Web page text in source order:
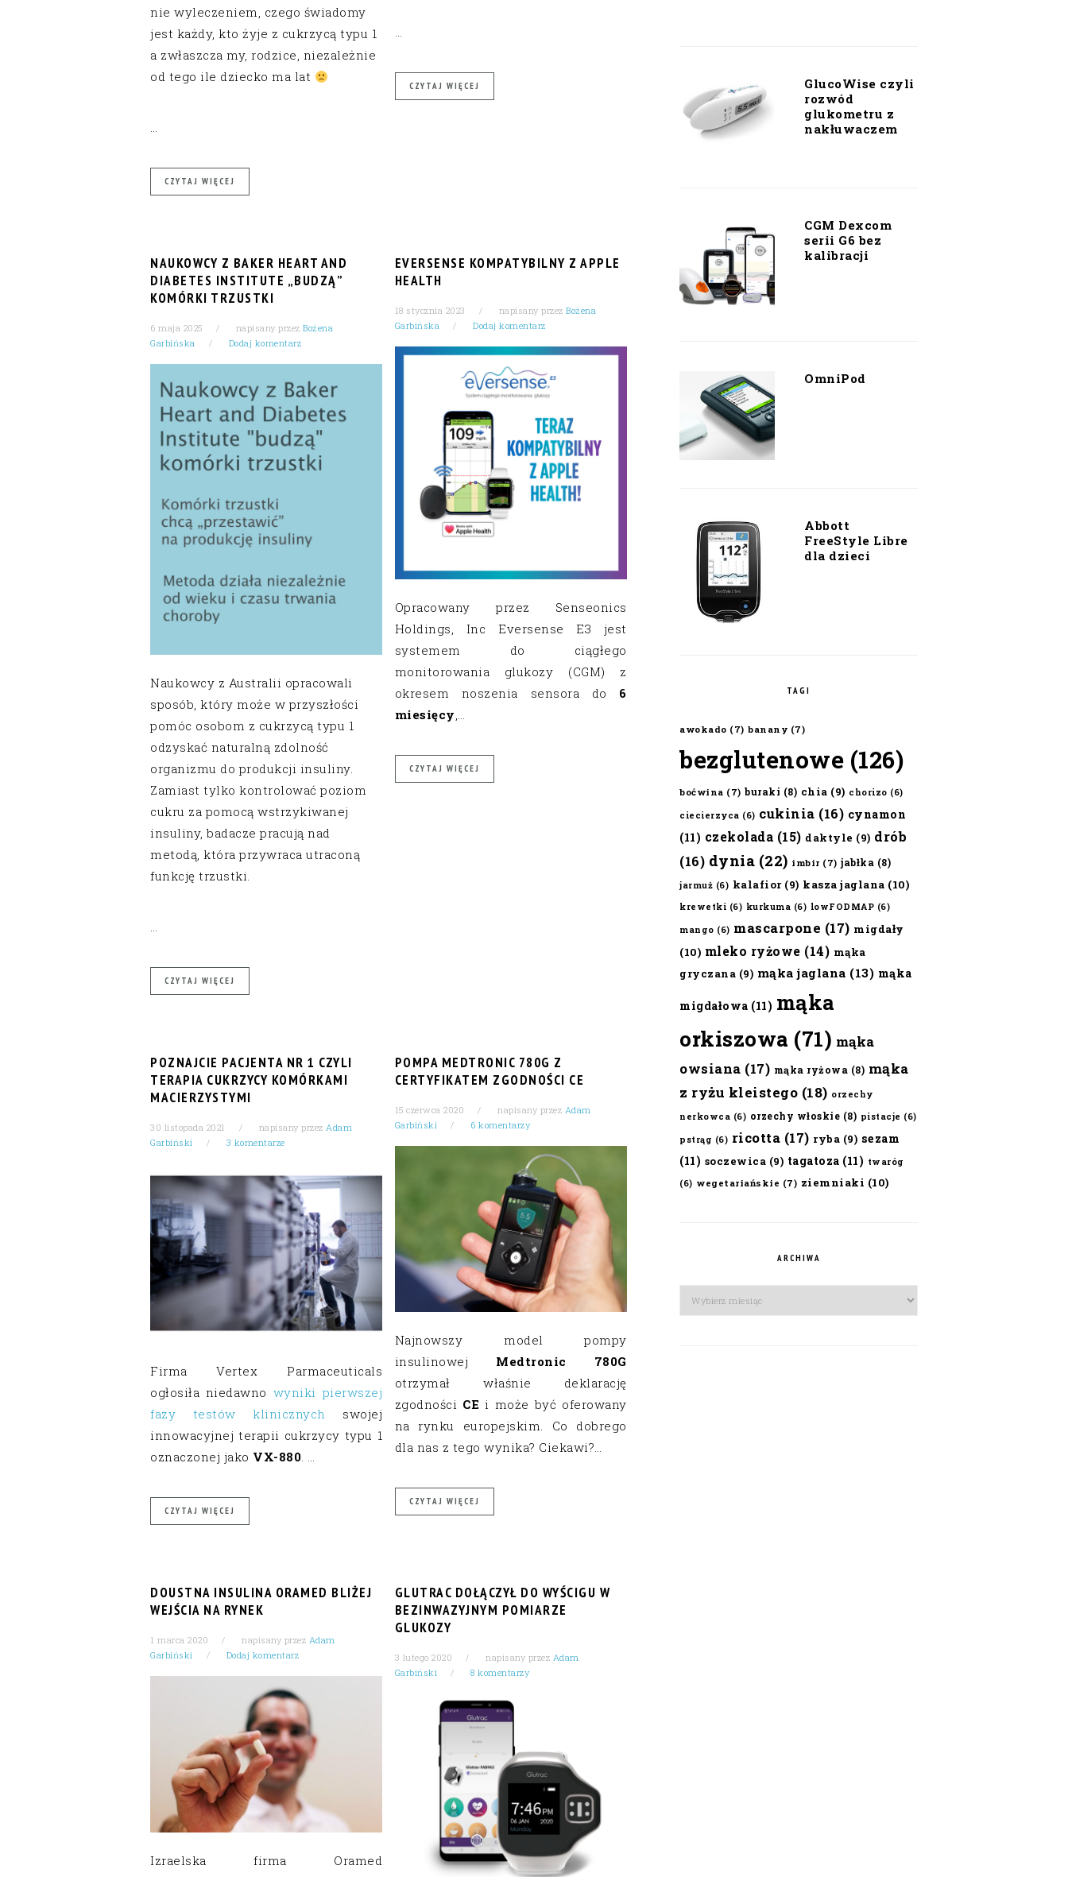
nie wyleczeniem, czego świadomy
jest każdy, kto żyje z cukrzycą typu 1
a zwłaszcza my, rodzice, niezależnie
od tego ile dziecko ma lat
…
CZYTAJ WIĘCEJ
…
CZYTAJ WIĘCEJ
NAUKOWCY Z BAKER HEART AND
DIABETES INSTITUTE „BUDZĄ”
KOMÓRKI TRZUSTKI
6 maja 2025 napisany przez Bożena
Garbińska
Dodaj komentarz
Naukowcy z Australii opracowali
sposób, który może w przyszłości
pomóc osobom z cukrzycą typu 1
odzyskać naturalną zdolność
organizmu do produkcji insuliny.
Zamiast tylko kontrolować poziom
cukru za pomocą wstrzykiwanej
insuliny, badacze pracują nad
metodą, która przywraca utraconą
funkcję trzustki.
CZYTAJ WIĘCEJ
EVERSENSE KOMPATYBILNY Z APPLE
HEALTH
18 stycznia 2023 napisany przezBożena
Garbińska
Dodaj komentarz
Opracowany przez Senseonics
Holdings, Inc Eversense E3 jest
systemem do ciągłego
monitorowania glukozy (CGM) z
okresem noszenia sensora do 6
miesięcy
CZYTAJ WIĘCEJ
POZNAJCIE PACJENTA NR 1 CZYLI
TERAPIA CUKRZYCY KOMÓRKAMI
MACIERZYSTYMI
30 listopada 2021 napisany przez Adam
Garbiński
3 komentarze
Firma Vertex Parmaceuticals
ogłosiła niedawno wyniki pierwszej
fazy testów klinicznych
swojej
innowacyjnej terapii cukrzycy typu 1
oznaczonej jako VX-880
CZYTAJ WIĘCEJ
POMPA MEDTRONIC 780G Z
CERTYFIKATEM ZGODNOŚCI CE
15 czerwca 2020 napisany przez Adam
Garbiński
6 komentarzy
Najnowszy model pompy
insulinowej Medtronic 780G
otrzymał właśnie deklarację
zgodności CE i może być oferowany
na rynku europejskim. Co dobrego
dla nas z tego wynika? Ciekawi?…
CZYTAJ WIĘCEJ
DOUSTNA INSULINA ORAMED BLIŻEJ
WEJŚCIA NA RYNEK
1 marca 2020 napisany przez Adam
Garbiński
Dodaj komentarz
Izraelska firma Oramed
GLUTRAC DOŁĄCZYŁ DO WYŚCIGU W
BEZINWAZYJNYM POMIARZE
GLUKOZY
3 lutego 2020 napisany przez Adam
Garbiński
8 komentarzy
GlucoWise czyli
rozwód
glukometru z
nakłuwaczem
CGM Dexcom
serii G6 bez
kalibracji
OmniPod
Abbott
FreeStyle Libre
dla dzieci
TAGI
awokado (7) banany (7)
bezglutenowe (126)
boćwina (7) buraki (8) chia (9) chorizo (6)
ciecierzyca (6) cukinia (16) cynamon
(11) czekolada (15) daktyle (9) drób
(16) dynia (22) imbir (7) jabłka (8)
jarmuż (6) kalafior(9) kasza jaglana (10)
krewetki (6) kurkuma (6) lowFODMAP (6)
mango (6) mascarpone (17) migdały
(10) mleko ryżowe (14) mąka
gryczana (9) mąka jaglana (13) mąka
migdałowa (11) mąka
orkiszowa (71) mąka
owsiana (17) mąka ryżowa (8) mąka
z ryżu kleistego (18) orzechy
nerkowca (6) orzechy włoskie (8) pistacje (6)
pstrąg (6) ricotta (17) ryba (9) sezam
(11) soczewica (9) tagatoza (11) twaróg
(6) wegetariańskie (7) ziemniaki (10)
ARCHIWA
Archiwa